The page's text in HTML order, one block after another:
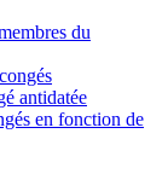
du
antidatée
en fonction de